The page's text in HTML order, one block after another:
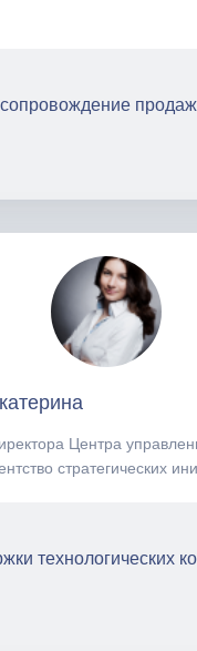
Центра
стратегических
технологических